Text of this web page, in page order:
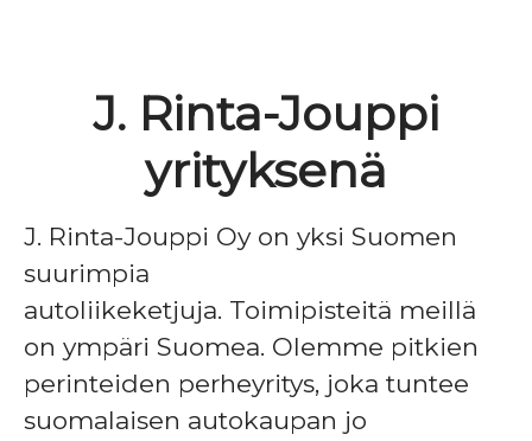
J. Rinta-Jouppi
yrityksenä
J. Rinta-Jouppi Oy on yksi Suomen
suurimpia
autoliikeketjuja. Toimipisteitä meillä
on ympäri Suomea. Olemme pitkien
perinteiden perheyritys, joka tuntee
suomalaisen autokaupan jo